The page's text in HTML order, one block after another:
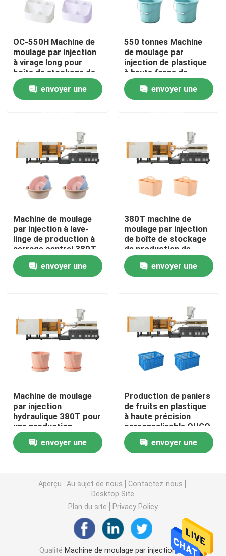
Maison
Produits
Au sujet de nous
Contrôle de qualité
Contactez-nous
Demandez une citation
Machine de moulage par injection de seau
Machine automatique de moulage par injection
Machine hydraulique de moulage par injection
machine à grande vitesse de moulage par injection
Machine de moulage par injection de moteur servo
Machine de moulage par injection d'ANIMAL FAMILIER
Machine de moulage par injection de PVC
Mini Injection Molding Machine
OC-550H Machine de
moulage par injection
à virage long pour
boîte de stockage de
cosmétiques en
plastiqueenvoyer une
550 tonnes Machine
de moulage par
injection de plastique
à haute force de
serrage pour seau en
plastiqueenvoyer une
Machine de moulage
par injection à lave-
linge de production à
serrage central 380T
envoyer une
380T machine de
moulage par injection
de boîte de stockage
de production de
haute précision
envoyer une
Machine de moulage
par injection
hydraulique 380T pour
une production
efficace de pots de
fleurs envoyer une
Production de paniers
de fruits en plastique
à haute précision
personnalisable OUCO
550T Servo-
hydraulique machine
de moulage par
envoyer une
Aperçu Au sujet de nous
Contactez-nous
Desktop Site
Plan du site
Privacy Policy
Qualité Machine de moulage par injection de